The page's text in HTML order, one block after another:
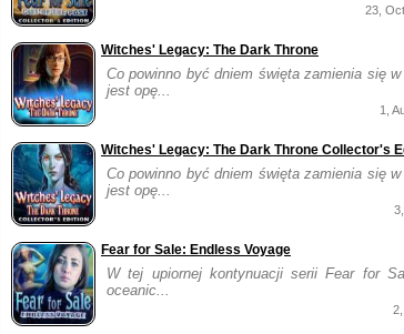
23,
Witches' Legacy: The Dark Throne
Co powinno być dniem święta zamienia się
jest opę...
1,
Witches' Legacy: The Dark Throne Collector's
Co powinno być dniem święta zamienia się
jest opę...
Fear for Sale: Endless Voyage
W tej upiornej kontynuacji serii Fear for
oceanic...